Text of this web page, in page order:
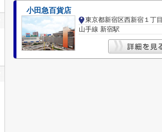
小田急百貨店
東京都新宿区西新宿１丁目
山手線 新宿駅